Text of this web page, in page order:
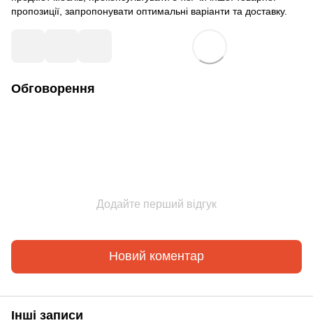
пропозиції, запропонувати оптимальні варіанти та доставку.
Обговорення
Додайте перший відгук
Новий коментар
Інші записи